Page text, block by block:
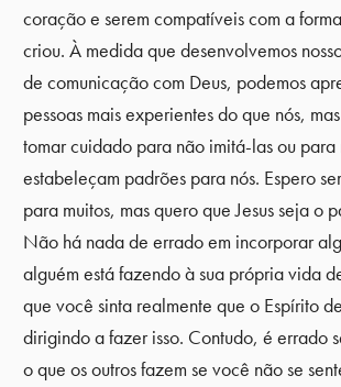
coração e serem compatíveis com a
criou. À medida que desenvolvemos
de comunicação com Deus, podemos
pessoas mais experientes do que nós,
tomar cuidado para não imitá-las ou
estabeleçam padrões para nós. Espero
para muitos, mas quero que Jesus seja o
Não há nada de errado em incorporar
alguém está fazendo à sua própria vida
que você sinta realmente que o Espírito
dirigindo a fazer isso. Contudo, é errado
o que os outros fazem se você não se